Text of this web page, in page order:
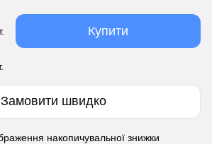
Купити
Замовити швидко
накопичувальної знижки